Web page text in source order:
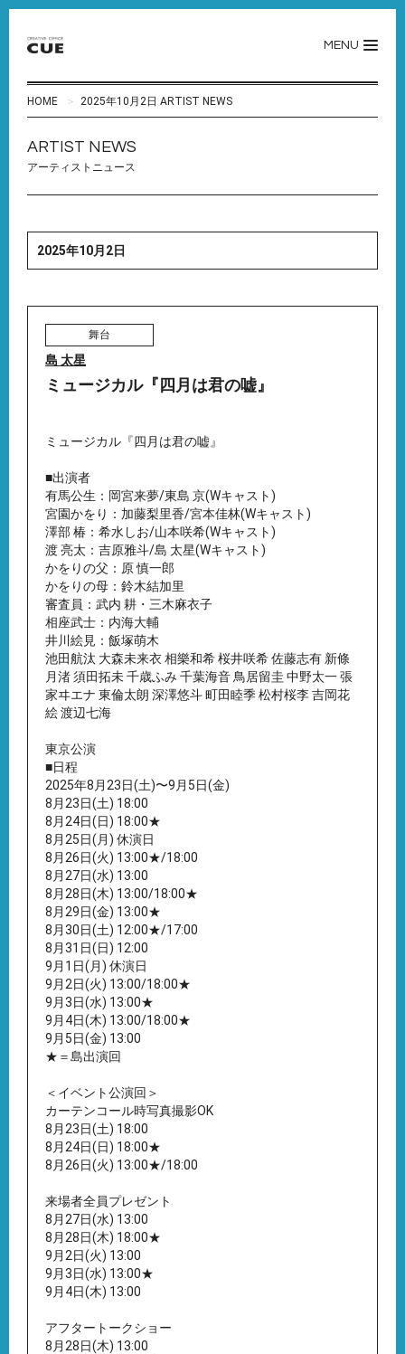
MENU
HOME 2025年10月2日 ARTIST NEWS
ARTIST NEWS
アーティストニュース
2025年10月2日
舞台
島 太星
ミュージカル『四月は君の嘘』
ミュージカル『四月は君の嘘』
■出演者
有馬公生：岡宮来夢/東島 京(Wキャスト)
宮園かをり：加藤梨里香/宮本佳林(Wキャスト)
澤部 椿：希水しお/山本咲希(Wキャスト)
渡 亮太：吉原雅斗/島 太星(Wキャスト)
かをりの父：原 慎一郎
かをりの母：鈴木結加里
審査員：武内 耕・三木麻衣子
相座武士：内海大輔
井川絵見：飯塚萌木
池田航汰 大森未来衣 相樂和希 桜井咲希 佐藤志有 新條
月渚 須田拓未 千歳ふみ 千葉海音 鳥居留圭 中野太一 張
家ヰエナ 東倫太朗 深澤悠斗 町田睦季 松村桜李 吉岡花
絵 渡辺七海
東京公演
■日程
2025年8月23日(土)〜9月5日(金)
8月23日(土) 18:00
8月24日(日) 18:00★
8月25日(月) 休演日
8月26日(火) 13:00★/18:00
8月27日(水) 13:00
8月28日(木) 13:00/18:00★
8月29日(金) 13:00★
8月30日(土) 12:00★/17:00
8月31日(日) 12:00
9月1日(月) 休演日
9月2日(火) 13:00/18:00★
9月3日(水) 13:00★
9月4日(木) 13:00/18:00★
9月5日(金) 13:00
★＝島出演回
＜イベント公演回＞
カーテンコール時写真撮影OK
8月23日(土) 18:00
8月24日(日) 18:00★
8月26日(火) 13:00★/18:00
来場者全員プレゼント
8月27日(水) 13:00
8月28日(木) 18:00★
9月2日(火) 13:00
9月3日(水) 13:00★
9月4日(木) 13:00
アフタートークショー
8月28日(木) 13:00